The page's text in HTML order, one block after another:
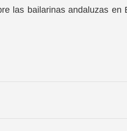
las bailarinas andaluzas en